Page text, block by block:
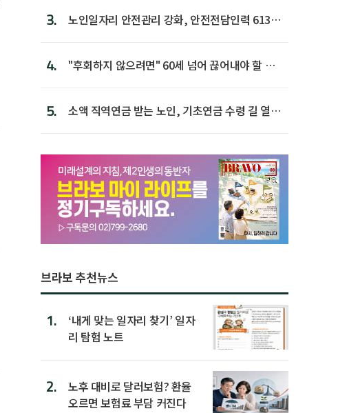
3.
노인일자리 안전관리 강화, 안전전담인력 613명
4.
"후회하지 않으려면" 60세 넘어 끊어내야 할 사
5.
소액 직역연금 받는 노인, 기초연금 수령 길 열린
브라보 추천뉴스
1.
‘내게 맞는 일자리 찾기’ 일자
리 탐험 노트
2.
노후 대비로 달러보험? 환율
오르면 보험료 부담 커진다